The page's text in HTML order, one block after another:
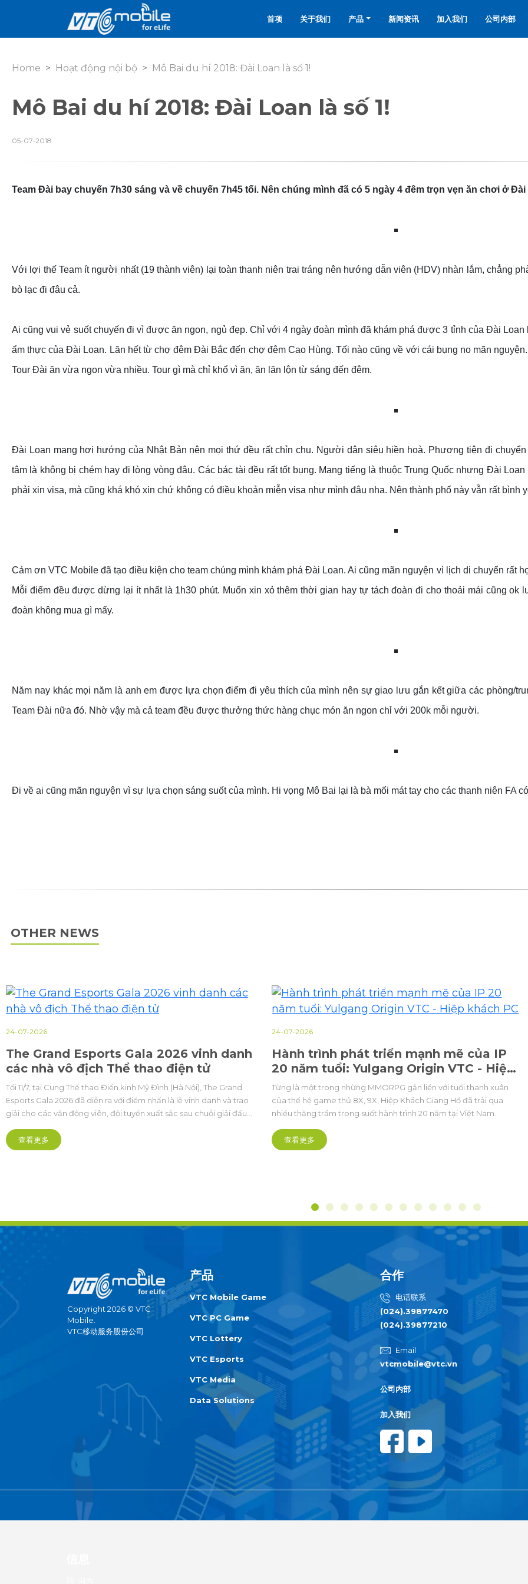
首项 关于我们 产品 新闻资讯 加入我们 公司内部
Home Hoạt động nội bộ Mô Bai du hí 2018: Đài Loan là số 1!
Mô Bai du hí 2018: Đài Loan là số 1!
05-07-2018
Team Đài bay chuyến 7h30 sáng và về chuyến 7h45 tối. Nên chúng mình đã có 5 ngày 4 đêm trọn vẹn ăn chơi ở
Với lợi thế Team ít người nhất (19 thành viên) lại toàn thanh niên trai tráng nên hướng dẫn viên (HDV) nhàn lắm, chẳng
bò lạc đi đâu cả.
Ai cũng vui vẻ suốt chuyến đi vì được ăn ngon, ngủ đẹp. Chỉ với 4 ngày đoàn mình đã khám phá được 3 tỉnh của Đài
ẩm thực của Đài Loan. Lăn hết từ chợ đêm Đài Bắc đến chợ đêm Cao Hùng. Tối nào cũng về với cái bụng no mãn
Tour Đài ăn vừa ngon vừa nhiều. Tour gì mà chỉ khổ vì ăn, ăn lăn lộn từ sáng đến đêm.
Đài Loan mang hơi hướng của Nhật Bản nên mọi thứ đều rất chỉn chu. Người dân siêu hiền hoà. Phương tiện đi
tâm là không bị chém hay đi lòng vòng đâu. Các bác tài đều rất tốt bụng. Mang tiếng là thuộc Trung Quốc nhưng Đài
phải xin visa, mà cũng khá khó xin chứ không có điều khoản miễn visa như mình đâu nha. Nên thành phố này vẫn rất bình
Cảm ơn VTC Mobile đã tạo điều kiện cho team chúng mình khám phá Đài Loan. Ai cũng mãn nguyện vì lịch di chuyển rất
Mỗi điểm đều được dừng lại ít nhất là 1h30 phút. Muốn xin xỏ thêm thời gian hay tự tách đoàn đi cho thoải mái cũng ok
đoàn không mua gì mấy.
Năm nay khác mọi năm là anh em được lựa chọn điểm đi yêu thích của mình nên sự giao lưu gắn kết giữa các phòng/
Team Đài nữa đó. Nhờ vậy mà cả team đều được thưởng thức hàng chục món ăn ngon chỉ với 200k mỗi người.
Đi về ai cũng mãn nguyện vì sự lựa chọn sáng suốt của mình. Hi vọng Mô Bai lại là bà mối mát tay cho các thanh niên FA
OTHER NEWS
24-07-2026
The Grand Esports Gala 2026 vinh danh
các nhà vô địch Thể thao điện tử
Tối 11/7, tại Cung Thể thao Điền kinh Mỹ Đình (Hà Nội), The Grand
Esports Gala 2026 đã diễn ra với điểm nhấn là lễ vinh danh và trao
giải cho các vận động viên, đội tuyển xuất sắc sau chuỗi giải đấu
VENC) và Esports Grand Championship (EGC).
查看更多
24-07-2026
Hành trình phát triển mạnh mẽ của IP
20 năm tuổi: Yulgang Origin VTC - Hiệp
khách PC
Từng là một trong những MMORPG gắn liền với tuổi thanh xuân
của thế hệ game thủ 8X, 9X, Hiệp Khách Giang Hồ đã trải qua
nhiều thăng trầm trong suốt hành trình 20 năm tại Việt Nam.
查看更多
Copyright 2026 © VTC
Mobile.
VTC移动服务股份公司
产品
VTC Mobile Game
VTC PC Game
VTC Lottery
VTC Esports
VTC Media
Data Solutions
合作
电话联系
(024).39877470
(024).39877210
Email
vtcmobile@vtc.vn
公司内部
加入我们